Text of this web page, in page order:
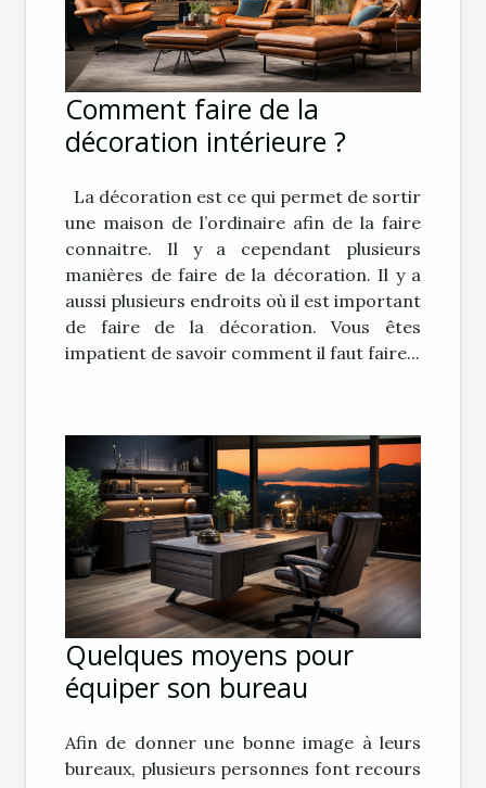
Comment faire de la
décoration intérieure ?
La décoration est ce qui permet de sortir
une maison de l’ordinaire afin de la faire
connaitre. Il y a cependant plusieurs
manières de faire de la décoration. Il y a
aussi plusieurs endroits où il est important
de faire de la décoration. Vous êtes
impatient de savoir comment il faut faire...
Quelques moyens pour
équiper son bureau
Afin de donner une bonne image à leurs
bureaux, plusieurs personnes font recours